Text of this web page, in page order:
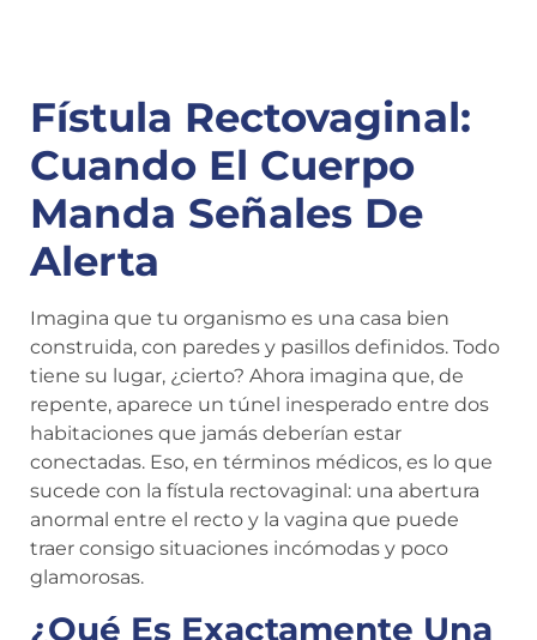
Fístula Rectovaginal:
Cuando El Cuerpo
Manda Señales De
Alerta
Imagina que tu organismo es una casa bien
construida, con paredes y pasillos definidos. Todo
tiene su lugar, ¿cierto? Ahora imagina que, de
repente, aparece un túnel inesperado entre dos
habitaciones que jamás deberían estar
conectadas. Eso, en términos médicos, es lo que
sucede con la fístula rectovaginal: una abertura
anormal entre el recto y la vagina que puede
traer consigo situaciones incómodas y poco
glamorosas.
¿Qué Es Exactamente Una